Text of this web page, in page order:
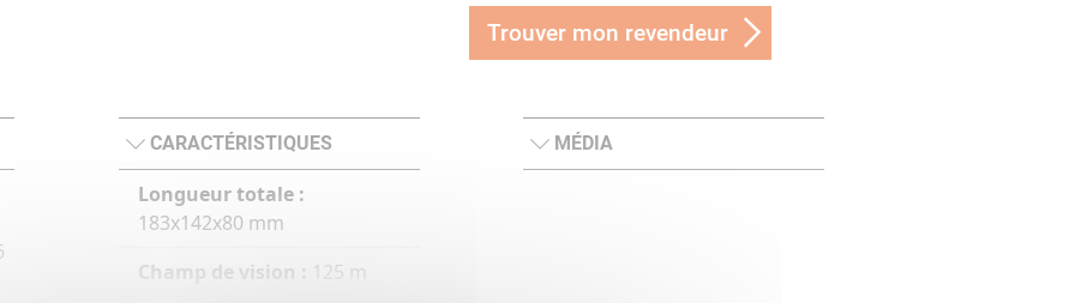
Trouver mon revendeur
CARACTÉRISTIQUES
Longueur totale :
183x142x80 mm
Champ de vision : 125 m
MÉDIA